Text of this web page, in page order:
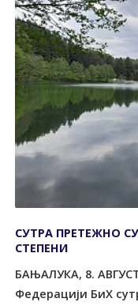
СУТРА ПРЕТЕЖНО
СТЕПЕНИ
БАЊАЛУКА, 8.
Федерацији БиХ